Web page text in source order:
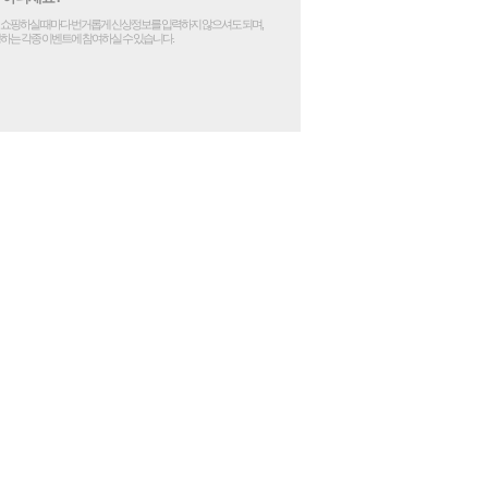
핑하실 때마다 번거롭게 신상정보를 입력하지 않으셔도 되며,
는 각종 이벤트에 참여하실 수 있습니다.